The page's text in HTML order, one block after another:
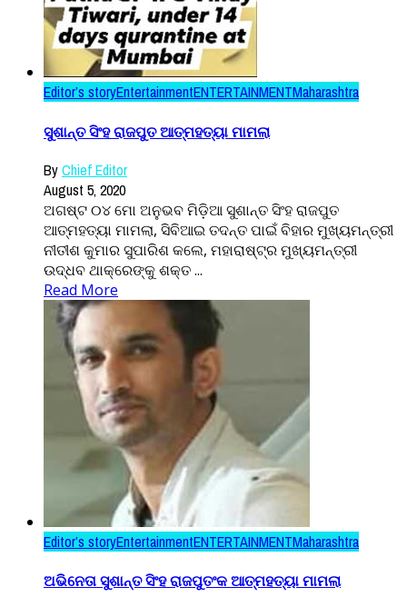
Editor’s storyEntertainmentENTERTAINMENTMaharashtra
ସୁଶାନ୍ତ ସିଂହ ରାଜପୁତ ଆତ୍ମହତ୍ୟା ମାମଲା
ByChief Editor
August 5, 2020
ଅଗଷ୍ଟ ୦୪ ମୋ ଅନୁଭବ ମିଡ଼ିଆ ସୁଶାନ୍ତ ସିଂହ ରାଜପୁତ
ଆତ୍ମହତ୍ୟା ମାମଲା, ସିବିଆଇ ତଦନ୍ତ ପାଇଁ ବିହାର ମୁଖ୍ୟମନ୍ତ୍ରୀ
ନୀତୀଶ କୁମାର ସୁପାରିଶ କଲେ, ମହାରାଷ୍ଟ୍ର ମୁଖ୍ୟମନ୍ତ୍ରୀ
ଉଦ୍ଧବ ଥାକ୍ରେଙ୍କୁ ଶକ୍ତ ...
Read More
Editor’s storyEntertainmentENTERTAINMENTMaharashtra
ଅଭିନେତା ସୁଶାନ୍ତ ସିଂହ ରାଜପୁତଂକ ଆତ୍ମହତ୍ୟା ମାମଲା